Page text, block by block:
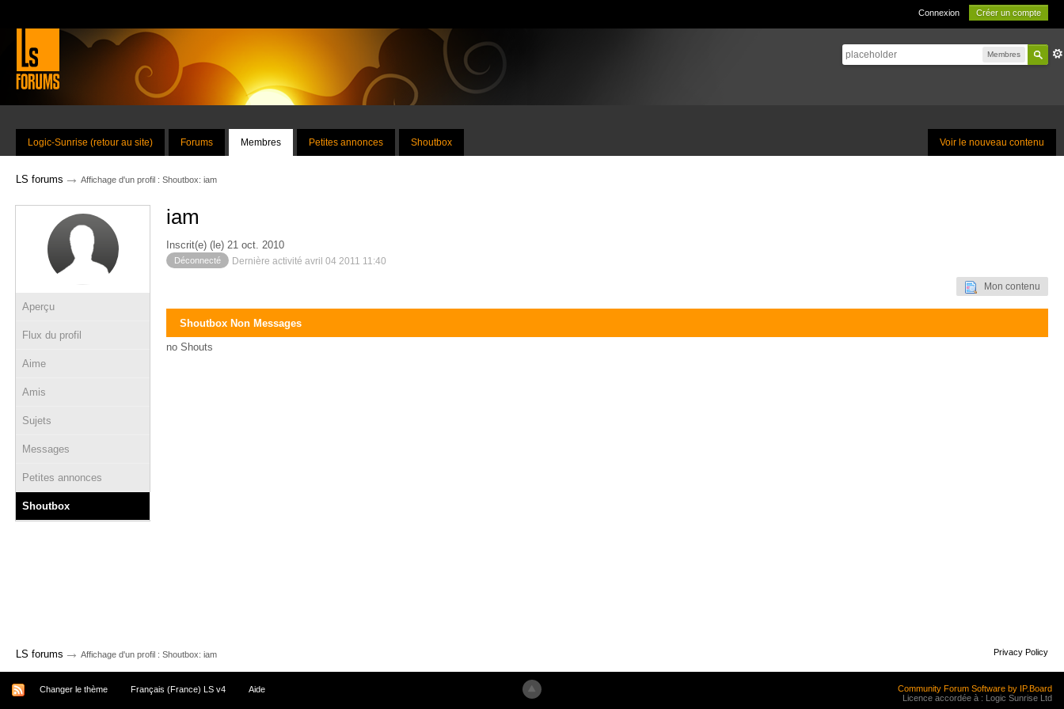
Connexion Créer un compte
Membres
Voir le nouveau contenu
Logic-Sunrise (retour au site) Forums Membres Petites annonces Shoutbox
LS forums → Affichage d'un profil : Shoutbox: iam
Aperçu
Flux du profil
Aime
Amis
Sujets
Messages
Petites annonces
Shoutbox
iam
Inscrit(e) (le) 21 oct. 2010
Déconnecté Dernière activité avril 04 2011 11:40
Mon contenu
Shoutbox Non Messages
no Shouts
LS forums → Affichage d'un profil : Shoutbox: iam Privacy Policy
Changer le thème Français (France) LS v4 Aide
Community Forum Software by IP.Board
Licence accordée à : Logic Sunrise Ltd